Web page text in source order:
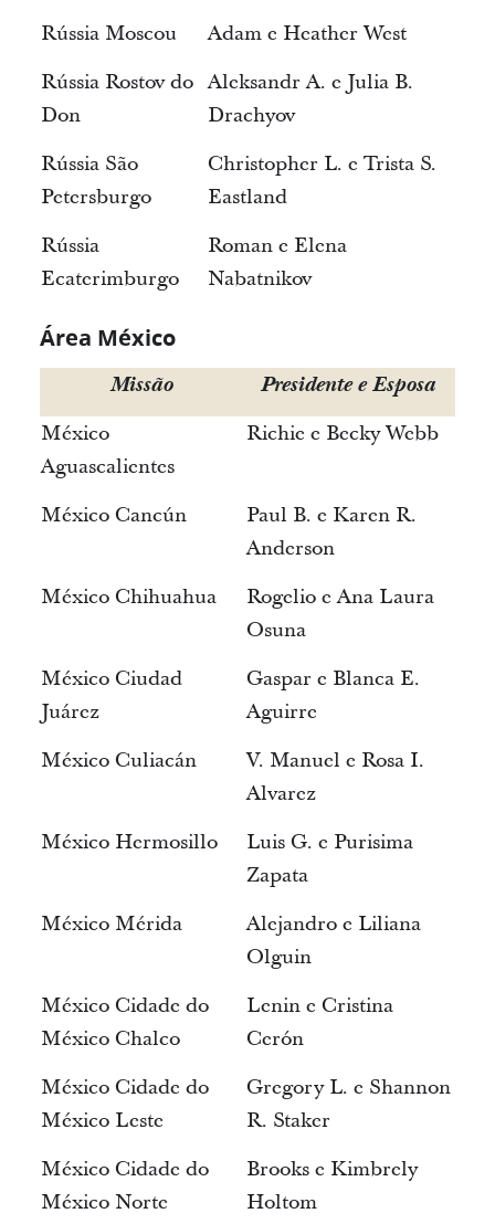
Rússia Moscou
Adam e Heather West
Rússia Rostov do
Don
Aleksandr A. e Julia B.
Drachyov
Rússia São
Petersburgo
Christopher L. e Trista S.
Eastland
Rússia
Ecaterimburgo
Roman e Elena
Nabatnikov
Área México
Missão
Presidente e Esposa
México
Aguascalientes
Richie e Becky Webb
México Cancún
Paul B. e Karen R.
Anderson
México Chihuahua
Rogelio e Ana Laura
Osuna
México Ciudad
Juárez
Gaspar e Blanca E.
Aguirre
México Culiacán
V. Manuel e Rosa I.
Alvarez
México Hermosillo
Luis G. e Purisima
Zapata
México Mérida
Alejandro e Liliana
Olguin
México Cidade do
México Chalco
Lenin e Cristina
Cerón
México Cidade do
México Leste
Gregory L. e Shannon
R. Staker
México Cidade do
México Norte
Brooks e Kimbrely
Holtom